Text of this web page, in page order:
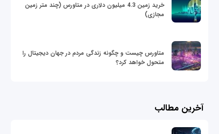
خرید زمین 4.3 میلیون دلاری در متاورس (چند متر زمین
مجازی)
متاورس چیست و چگونه زندگی مردم در جهان دیجیتال را
متحول خواهد کرد؟
آخرین مطالب